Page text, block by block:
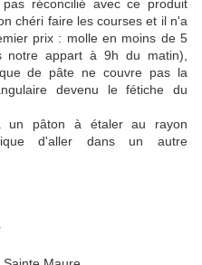
réconcilié avec ce produit
chéri faire les courses et il n'a
prix : molle en moins de 5
notre appart à 9h du matin),
de pâte ne couvre pas la
devenu le fétiche du
un pâton à étaler au rayon
d'aller dans un autre